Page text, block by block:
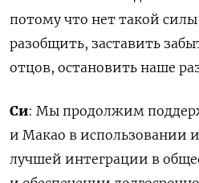
потому что нет такой
разобщить, заставить
отцов, остановить наше
Си: Мы продолжим
и Макао в использовании
лучшей интеграции в